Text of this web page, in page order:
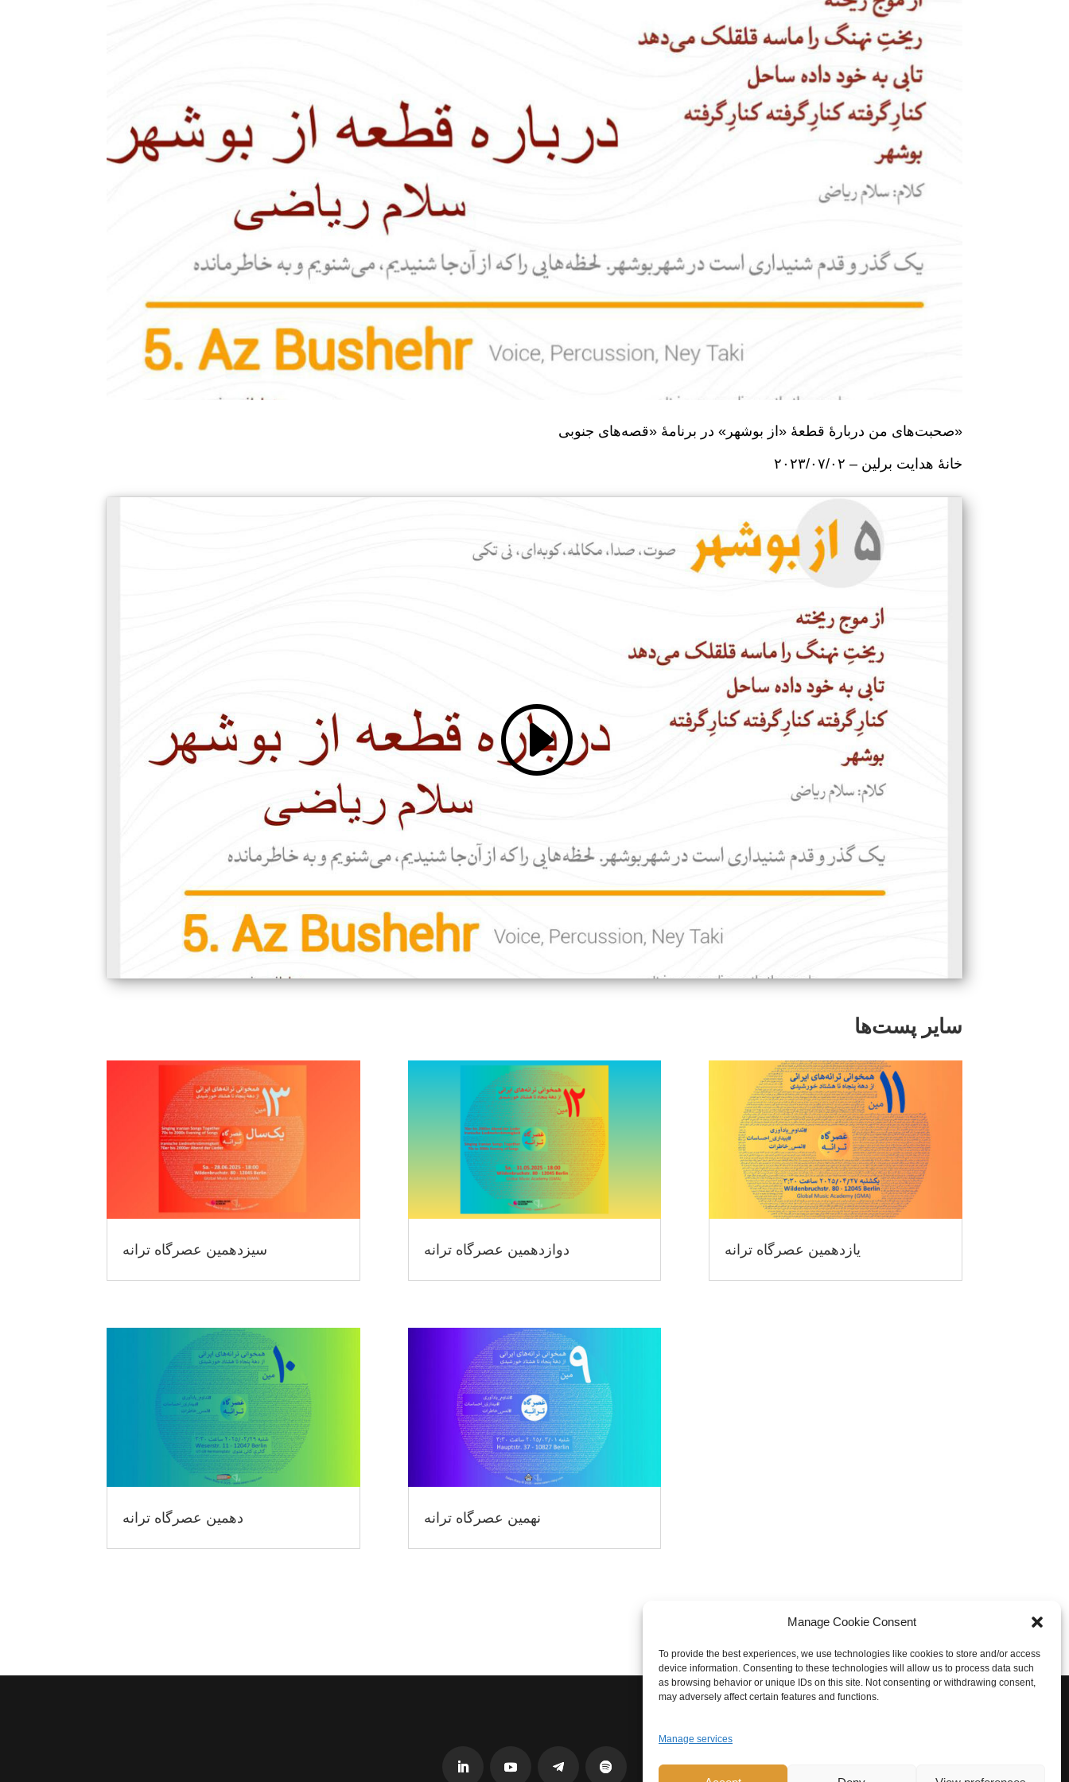
Manage Cookie Consent
To provide the best experiences, we use technologies like cookies to store and/or access
device information. Consenting to these technologies will allow us to process data such
as browsing behavior or unique IDs on this site. Not consenting or withdrawing consent,
may adversely affect certain features and functions.
Manage services
صحبت‌های من دربارهٔ قطعهٔ «از بوشهر» در برنامهٔ «قصه‌های جنوبی»
خانهٔ هدایت برلین – ۲۰۲۳/۰۷/۰۲
Click 'I agree' to enable Youtube
Cookie Policy
I agree
سایر پست‌ها
سیزدهمین عصرگاه ترانه
دهمین عصرگاه ترانه
دوازدهمین عصرگاه ترانه
نهمین عصرگاه ترانه
یازدهمین عصرگاه ترانه